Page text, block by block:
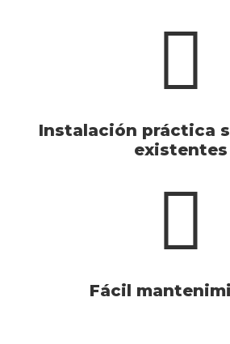
Instalación práctica
existentes
Fácil